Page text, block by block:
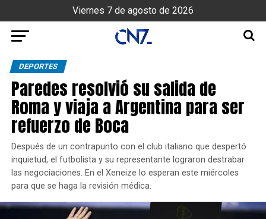
Viernes 7 de agosto de 2026
DEPORTES
Paredes resolvió su salida de
Roma y viaja a Argentina para ser
refuerzo de Boca
Después de un contrapunto con el club italiano que despertó
inquietud, el futbolista y su representante lograron destrabar
las negociaciones. En el Xeneize lo esperan este miércoles
para que se haga la revisión médica.